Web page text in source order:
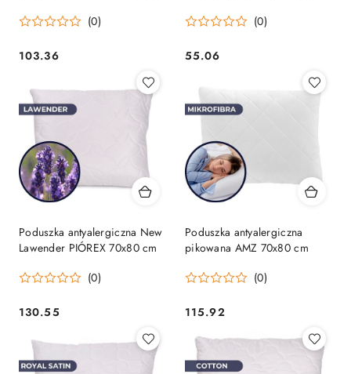
(0)
Cena:
103.36
(0)
Cena:
55.06
Poduszka antyalergiczna New
Lawender PIÓREX 70x80 cm
(0)
Cena:
130.55
Poduszka antyalergiczna
pikowana AMZ 70x80 cm
(0)
Cena:
115.92